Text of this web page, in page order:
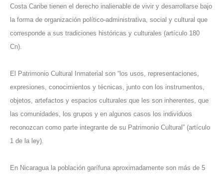
Costa Caribe tienen el derecho inalienable de vivir y desarrollarse bajo
la forma de organización político-administrativa, social y cultural que
corresponde a sus tradiciones históricas y culturales (artículo 180
Cn).
El Patrimonio Cultural Inmaterial son “los usos, representaciones,
expresiones, conocimientos y técnicas, junto con los instrumentos,
objetos, artefactos y espacios culturales que les son inherentes, que
las comunidades, los grupos y en algunos casos los individuos
reconozcan como parte integrante de su Patrimonio Cultural” (artículo
1 de la ley).
En Nicaragua la población garífuna aproximadamente son más de 5